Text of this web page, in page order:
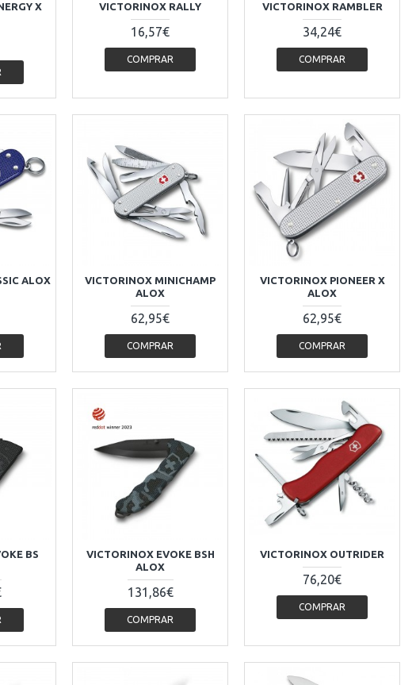
X
VICTORINOX RALLY
16,57€
COMPRAR
VICTORINOX RAMBLER
34,24€
COMPRAR
ALOX
VICTORINOX MINICHAMP
ALOX
62,95€
COMPRAR
VICTORINOX PIONEER X
ALOX
62,95€
COMPRAR
BS
VICTORINOX EVOKE BSH
ALOX
131,86€
COMPRAR
VICTORINOX OUTRIDER
76,20€
COMPRAR